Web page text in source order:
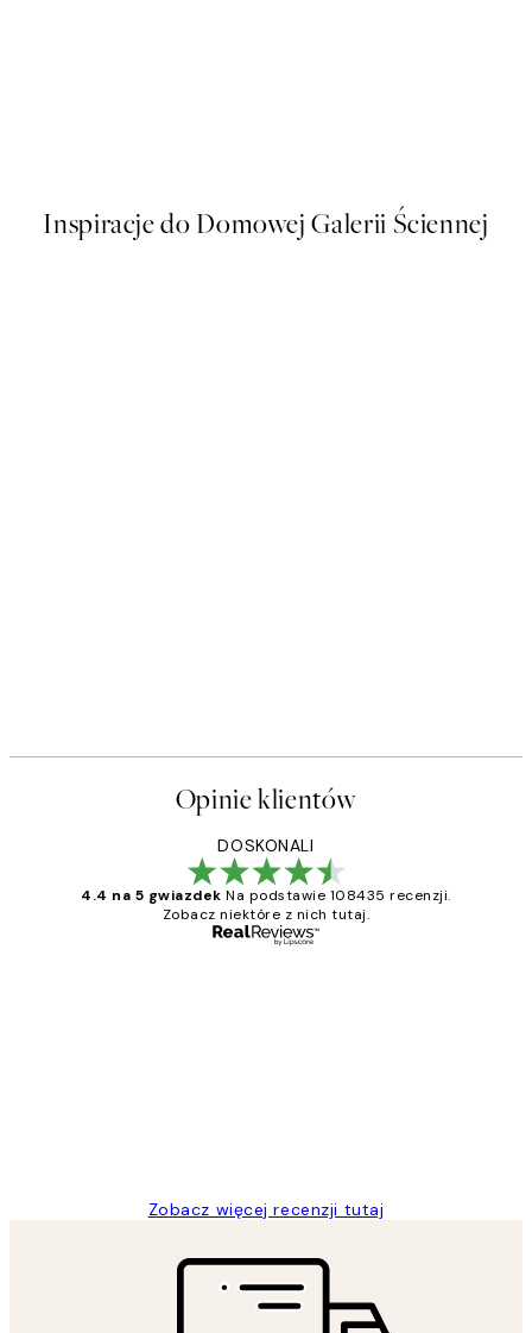
Inspiracje do Domowej Galerii Ściennej
Opinie klientów
DOSKONALI
4.4 na 5 gwiazdek Na podstawie 108435 recenzji.
Zobacz niektóre z nich tutaj.
Zobacz więcej recenzji tutaj